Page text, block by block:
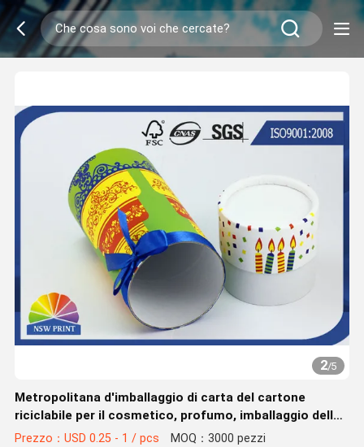
2/5
Metropolitana d'imballaggio di carta del cartone
riciclabile per il cosmetico, profumo, imballaggio della
bottiglia di vetro del vino
Prezzo：USD 0.25 - 1 / pcs MOQ：3000 pezzi